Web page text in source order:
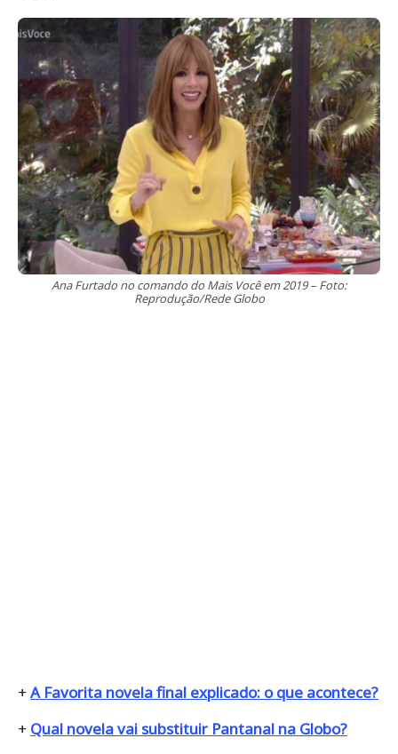
Ana Furtado no comando do Mais Você em 2019 – Foto:
Reprodução/Rede Globo
+ A Favorita novela final explicado: o que acontece?
+ Qual novela vai substituir Pantanal na Globo?